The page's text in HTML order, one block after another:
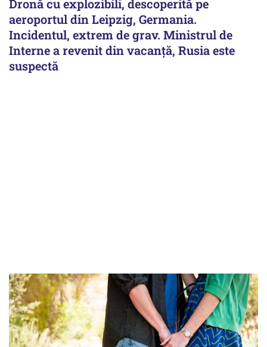
Dronă cu explozibili, descoperită pe
aeroportul din Leipzig, Germania.
Incidentul, extrem de grav. Ministrul de
Interne a revenit din vacanță, Rusia este
suspectă